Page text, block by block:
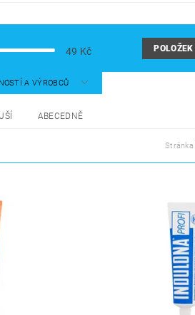
49 Kč
A VÝROBCŮ
ABECEDNĚ
Stránka